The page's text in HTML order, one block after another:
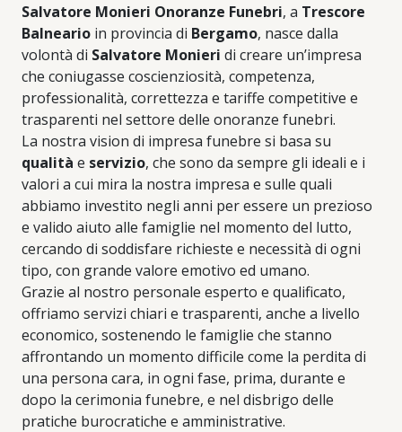
Salvatore Monieri Onoranze Funebri, a Trescore
Balneario in provincia di Bergamo, nasce dalla
volontà di Salvatore Monieri di creare un’impresa
che coniugasse coscienziosità, competenza,
professionalità, correttezza e tariffe competitive e
trasparenti nel settore delle onoranze funebri.
La nostra vision di impresa funebre si basa su
qualità e servizio, che sono da sempre gli ideali e i
valori a cui mira la nostra impresa e sulle quali
abbiamo investito negli anni per essere un prezioso
e valido aiuto alle famiglie nel momento del lutto,
cercando di soddisfare richieste e necessità di ogni
tipo, con grande valore emotivo ed umano.
Grazie al nostro personale esperto e qualificato,
offriamo servizi chiari e trasparenti, anche a livello
economico, sostenendo le famiglie che stanno
affrontando un momento difficile come la perdita di
una persona cara, in ogni fase, prima, durante e
dopo la cerimonia funebre, e nel disbrigo delle
pratiche burocratiche e amministrative.